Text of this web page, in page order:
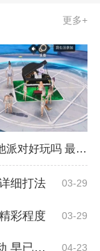
更多+
天谕游泳池派对好玩吗 最佳获取经验技巧
细打法 03-29
彩程度 03-29
无尽的拉格朗日世界地球日活动 早已开启一周！ 04-23